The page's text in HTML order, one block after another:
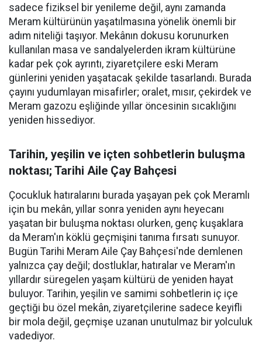
sadece fiziksel bir yenileme değil, aynı zamanda
Meram kültürünün yaşatılmasına yönelik önemli bir
adım niteliği taşıyor. Mekânın dokusu korunurken
kullanılan masa ve sandalyelerden ikram kültürüne
kadar pek çok ayrıntı, ziyaretçilere eski Meram
günlerini yeniden yaşatacak şekilde tasarlandı. Burada
çayını yudumlayan misafirler; oralet, mısır, çekirdek ve
Meram gazozu eşliğinde yıllar öncesinin sıcaklığını
yeniden hissediyor.
Tarihin, yeşilin ve içten sohbetlerin buluşma
noktası; Tarihi Aile Çay Bahçesi
Çocukluk hatıralarını burada yaşayan pek çok Meramlı
için bu mekân, yıllar sonra yeniden aynı heyecanı
yaşatan bir buluşma noktası olurken, genç kuşaklara
da Meram'ın köklü geçmişini tanıma fırsatı sunuyor.
Bugün Tarihi Meram Aile Çay Bahçesi'nde demlenen
yalnızca çay değil; dostluklar, hatıralar ve Meram'ın
yıllardır süregelen yaşam kültürü de yeniden hayat
buluyor. Tarihin, yeşilin ve samimi sohbetlerin iç içe
geçtiği bu özel mekân, ziyaretçilerine sadece keyifli
bir mola değil, geçmişe uzanan unutulmaz bir yolculuk
vadediyor.